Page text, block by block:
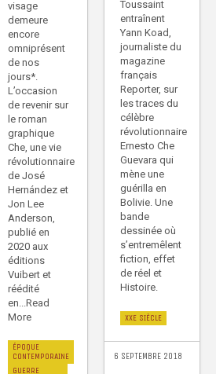
visage
demeure
encore
omniprésent
de nos
jours*.
L’occasion
de revenir sur
le roman
graphique
Che, une vie
révolutionnaire
de José
Hernández et
Jon Lee
Anderson,
publié en
2020 aux
éditions
Vuibert et
réédité
en...Read
More
ÉPOQUE
CONTEMPORAINE
GUERRE
Toussaint
entraînent
Yann Koad,
journaliste du
magazine
français
Reporter, sur
les traces du
célèbre
révolutionnaire
Ernesto Che
Guevara qui
mène une
guérilla en
Bolivie. Une
bande
dessinée où
s’entremêlent
fiction, effet
de réel et
Histoire.
XXE SIÈCLE
6 SEPTEMBRE 2018